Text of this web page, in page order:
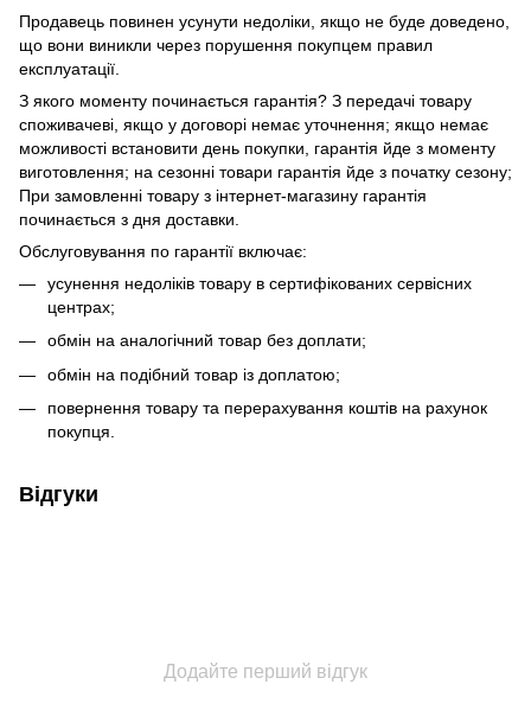
Продавець повинен усунути недоліки, якщо не буде доведено,
що вони виникли через порушення покупцем правил
експлуатації.
З якого моменту починається гарантія? З передачі товару
споживачеві, якщо у договорі немає уточнення; якщо немає
можливості встановити день покупки, гарантія йде з моменту
виготовлення; на сезонні товари гарантія йде з початку сезону;
При замовленні товару з інтернет-магазину гарантія
починається з дня доставки.
Обслуговування по гарантії включає:
усунення недоліків товару в сертифікованих сервісних
центрах;
обмін на аналогічний товар без доплати;
обмін на подібний товар із доплатою;
повернення товару та перерахування коштів на рахунок
покупця.
Відгуки
Додайте перший відгук